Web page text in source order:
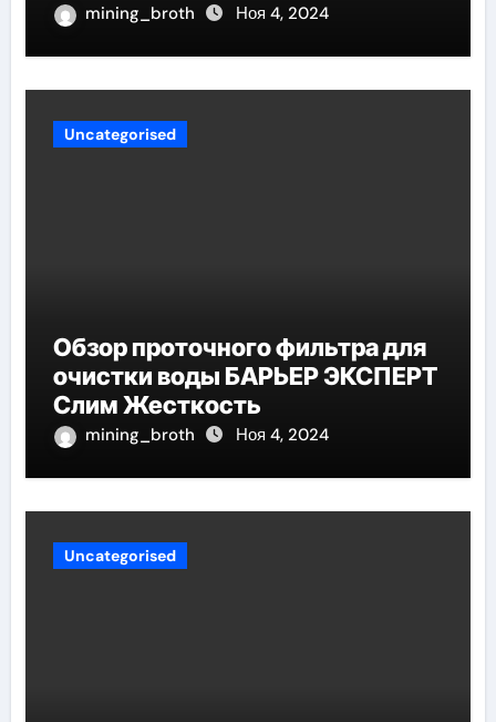
mining_broth Ноя 4, 2024
Uncategorised
Обзор проточного фильтра для
очистки воды БАРЬЕР ЭКСПЕРТ
Слим Жесткость
mining_broth Ноя 4, 2024
Uncategorised